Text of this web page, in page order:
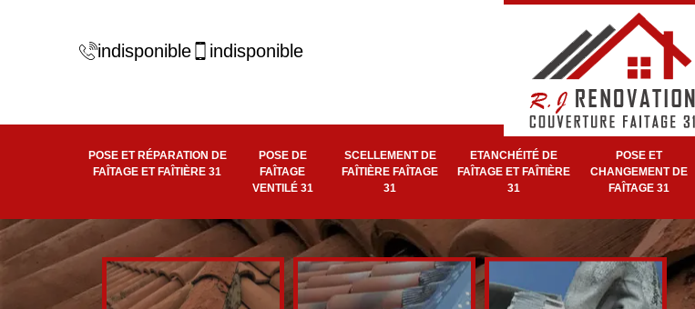
indisponible indisponible
POSE ET RÉPARATION DE
FAÎTAGE ET FAÎTIÈRE 31
POSE DE
FAÎTAGE
VENTILÉ 31
SCELLEMENT DE
FAÎTIÈRE FAÎTAGE
31
ETANCHÉITÉ DE
FAÎTAGE ET FAÎTIÈRE
31
POSE ET
CHANGEMENT DE
FAÎTAGE 31